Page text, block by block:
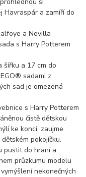
si
Havraspár a zamíří do
a Nevilla
s Harry Potterem
šířku a 17 cm do
sadami z
sad je omezená
s Harry Potterem
čistě dětskou
ke konci, zaujme
pokojíčku.
pustit do hraní a
průzkumu modelu
nekonečných